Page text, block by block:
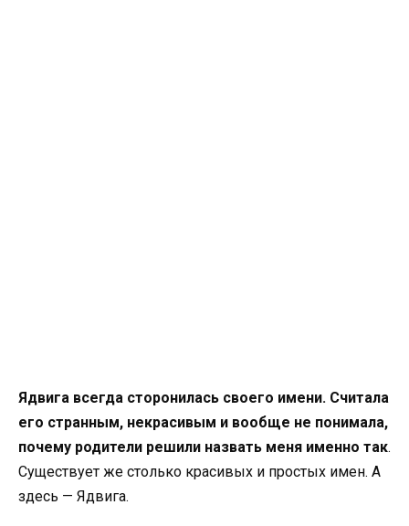
Ядвига всегда сторонилась своего имени. Считала
его странным, некрасивым и вообще не понимала,
почему родители решили назвать меня именно так.
Существует же столько красивых и простых имен. А
здесь — Ядвига.